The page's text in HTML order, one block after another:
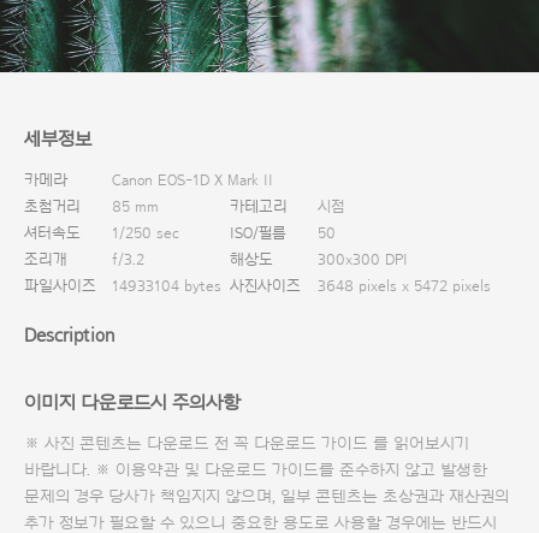
세부정보
카메라
Canon EOS-1D X Mark II
초첨거리
85 mm 카테고리
시점
셔터속도
1/250 sec ISO/필름
50
조리개
f/3.2 해상도
300x300 DPI
파일사이즈
14933104 bytes 사진사이즈 3648 pixels x 5472 pixels
Description
이미지 다운로드시 주의사항
※ 사진 콘텐츠는 다운로드 전 꼭 다운로드 가이드 를 읽어보시기
바랍니다. ※ 이용약관 및 다운로드 가이드를 준수하지 않고 발생한
문제의 경우 당사가 책임지지 않으며, 일부 콘텐츠는 초상권과 재산권의
추가 정보가 필요할 수 있으니 중요한 용도로 사용할 경우에는 반드시